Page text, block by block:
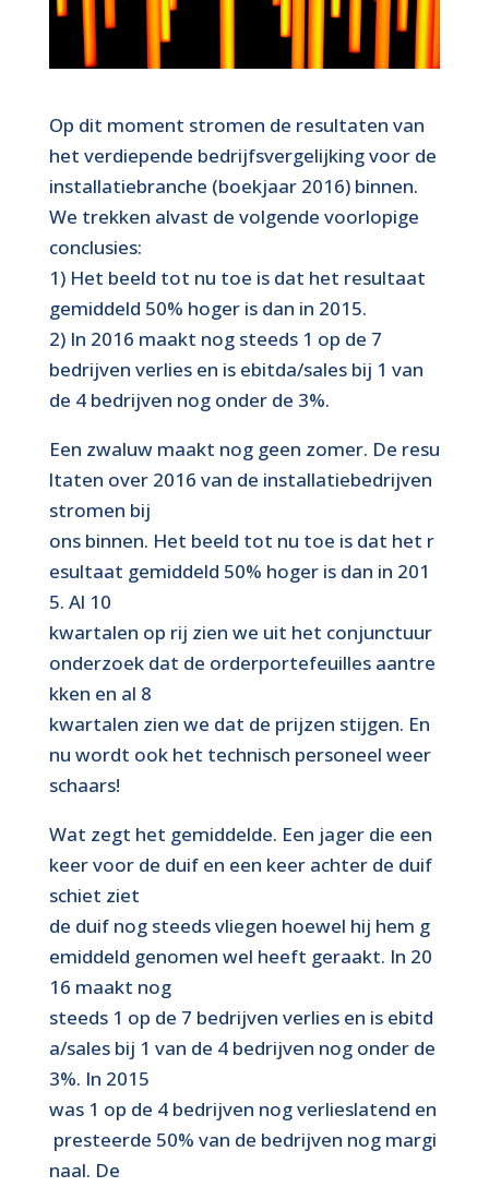
Op dit moment stromen de resultaten van
het verdiepende bedrijfsvergelijking voor de
installatiebranche (boekjaar 2016) binnen.
We trekken alvast de volgende voorlopige
conclusies:
1) Het beeld tot nu toe is dat het resultaat
gemiddeld 50% hoger is dan in 2015.
2) In 2016 maakt nog steeds 1 op de 7
bedrijven verlies en is ebitda/sales bij 1 van
de 4 bedrijven nog onder de 3%.
Een zwaluw maakt nog geen zomer. De resu
ltaten over 2016 van de installatiebedrijven
stromen bij
ons binnen. Het beeld tot nu toe is dat het r
esultaat gemiddeld 50% hoger is dan in 201
5. Al 10
kwartalen op rij zien we uit het conjunctuur
onderzoek dat de orderportefeuilles aantre
kken en al 8
kwartalen zien we dat de prijzen stijgen. En
nu wordt ook het technisch personeel weer
schaars!
Wat zegt het gemiddelde. Een jager die een
keer voor de duif en een keer achter de duif
schiet ziet
de duif nog steeds vliegen hoewel hij hem g
emiddeld genomen wel heeft geraakt. In 20
16 maakt nog
steeds 1 op de 7 bedrijven verlies en is ebitd
a/sales bij 1 van de 4 bedrijven nog onder de
3%. In 2015
was 1 op de 4 bedrijven nog verlieslatend en
presteerde 50% van de bedrijven nog margi
naal. De